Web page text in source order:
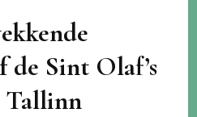
Sint Olaf’s
Tallinn